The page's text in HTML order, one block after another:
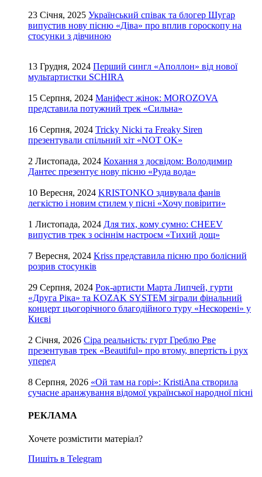
23 Січня, 2025 Український співак та блогер Шугар
випустив нову пісню «Діва» про вплив гороскопу на
стосунки з дівчиною
13 Грудня, 2024 Перший сингл «Аполлон» від нової
мультартистки SCHIRA
15 Серпня, 2024 Маніфест жінок: MOROZOVA
представила потужний трек «Сильна»
16 Серпня, 2024 Tricky Nicki та Freaky Siren
презентували спільний хіт «NOT OK»
2 Листопада, 2024 Кохання з досвідом: Володимир
Дантес презентує нову пісню «Руда вода»
10 Вересня, 2024 KRISTONKO здивувала фанів
легкістю і новим стилем у пісні «Хочу повірити»
1 Листопада, 2024 Для тих, кому сумно: CHEEV
випустив трек з осіннім настроєм «Тихий дощ»
7 Вересня, 2024 Kriss представила пісню про болісний
розрив стосунків
29 Серпня, 2024 Рок-артисти Марта Липчей, гурти
«Друга Ріка» та KOZAK SYSTEM зіграли фінальний
концерт цьогорічного благодійного туру «Нескорені» у
Києві
2 Січня, 2026 Сіра реальність: гурт Греблю Рве
презентував трек «Beautiful» про втому, впертість і рух
уперед
8 Серпня, 2026 «Ой там на горі»: KristiAna створила
сучасне аранжування відомої української народної пісні
РЕКЛАМА
Хочете розмістити матеріал?
Пишіть в Telegram